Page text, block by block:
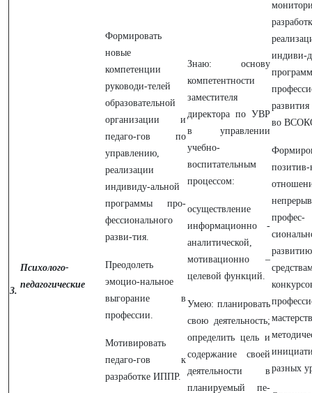
3.
Психолого-
педагогические
Формировать
новые
компетенции
руководи-телей
образовательной
организации и
педаго-гов по
управлению,
реализации
индивиду-альной
программы про-
фессионального
разви-тия.
Преодолеть
эмоцио-нальное
выгорание в
профессии.
Мотивировать
педаго-гов к
разработке ИППР.
Знаю: основу
компетентности
заместителя
директора по УВР
в управлении
учебно-
воспитательным
процессом:
осуществление
информационно -
аналитической,
мотивационно –
целевой функций.
Умею: планировать
свою деятельность;
определить цель и
содержание своей
деятельности в
планируемый пе-
индиви-
программ
развития
во
позитив-
профес-
развитию
разных